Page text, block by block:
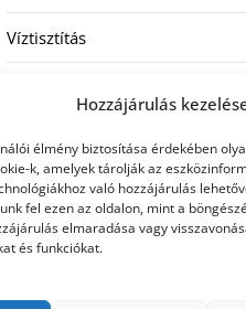
Hozzájárulás
élmény biztosítása érdekében
k, amelyek tárolják az
való hozzájárulás
fel ezen az oldalon, mint a
elmaradása vagy
és funkciókat.
Víztisztítás
Címkék
hátfájás kezelése műkörmös eszközök
betegségek